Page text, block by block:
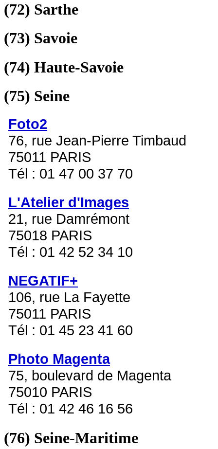
(72) Sarthe
(73) Savoie
(74) Haute-Savoie
(75) Seine
Foto2
76, rue Jean-Pierre Timbaud
75011 PARIS
Tél : 01 47 00 37 70
L'Atelier d'Images
21, rue Damrémont
75018 PARIS
Tél : 01 42 52 34 10
NEGATIF+
106, rue La Fayette
75011 PARIS
Tél : 01 45 23 41 60
Photo Magenta
75, boulevard de Magenta
75010 PARIS
Tél : 01 42 46 16 56
(76) Seine-Maritime